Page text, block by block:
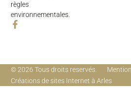
règles
environnementales.
© 2026 Tous droits reservés.
Créations de sites Internet à Arles